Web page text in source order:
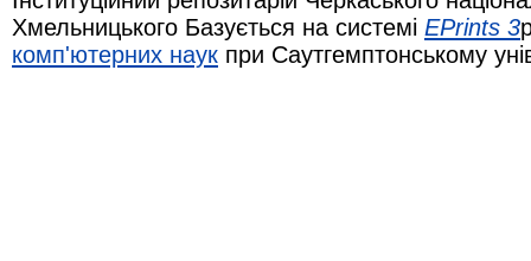
Хмельницького Базується на системі EPrints 3
комп'ютерних наук при Саутгемптонському